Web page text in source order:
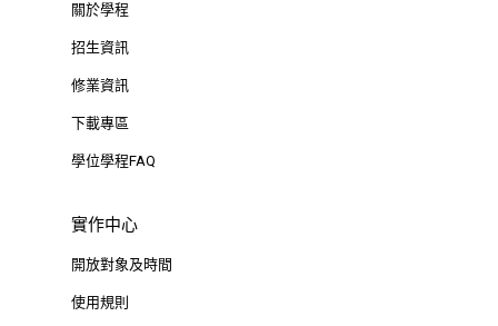
關於學程
招生資訊
修業資訊
下載專區
學位學程FAQ
實作中心
開放對象及時間
使用規則